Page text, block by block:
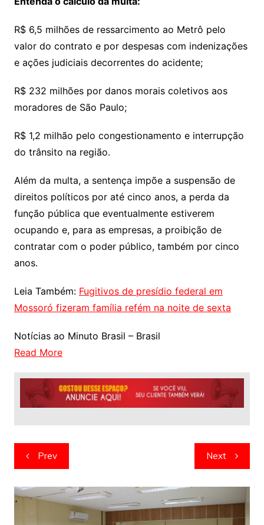
R$ 6,5 milhões de ressarcimento ao Metrô pelo
valor do contrato e por despesas com indenizações
e ações judiciais decorrentes do acidente;
R$ 232 milhões por danos morais coletivos aos
moradores de São Paulo;
R$ 1,2 milhão pelo congestionamento e interrupção
do trânsito na região.
Além da multa, a sentença impõe a suspensão de
direitos políticos por até cinco anos, a perda da
função pública que eventualmente estiverem
ocupando e, para as empresas, a proibição de
contratar com o poder público, também por cinco
anos.
Leia Também: Fugitivos de presídio federal em
Mossoró fizeram família refém na noite de sexta
Notícias ao Minuto Brasil – Brasil
Read More
Navegação
de
artigos
Prev Next